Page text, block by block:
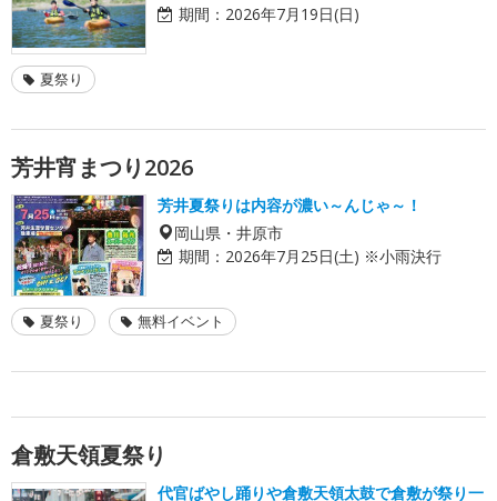
期間： 2026年7月19日(日)
夏祭り
芳井宵まつり2026
芳井夏祭りは内容が濃い～んじゃ～！
岡山県・井原市
期間： 2026年7月25日(土) ※小雨決行
夏祭り 無料イベント
倉敷天領夏祭り
代官ばやし踊りや倉敷天領太鼓で倉敷が祭り一